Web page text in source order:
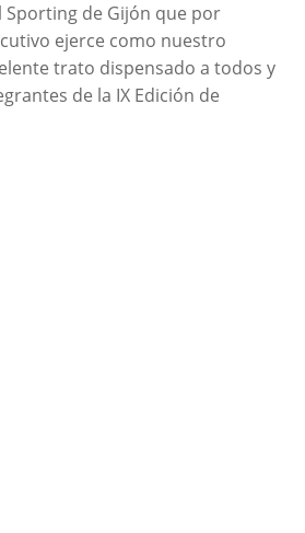
Sporting de Gijón que por
ejerce como nuestro
trato dispensado a todos y
de la IX Edición de